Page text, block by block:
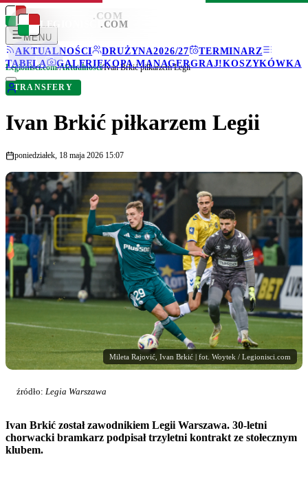
LEGIONISCI .COM
MENU
AKTUALNOŚCI
DRUŻYNA2026/27
TERMINARZ
TABELA
GALERIEKOPA MANAGERGRAJ!KOSZYKÓWKA
LEGIONISCI .COM
Legionisci.com/Aktualności/Ivan Brkić piłkarzem Legii
TRANSFERY
Ivan Brkić piłkarzem Legii
poniedziałek, 18 maja 2026 15:07
Mileta Rajović, Ivan Brkić | fot. Woytek / Legionisci.com
źródło: Legia Warszawa
Ivan Brkić został zawodnikiem Legii Warszawa. 30-letni
chorwacki bramkarz podpisał trzyletni kontrakt ze stołecznym
klubem.